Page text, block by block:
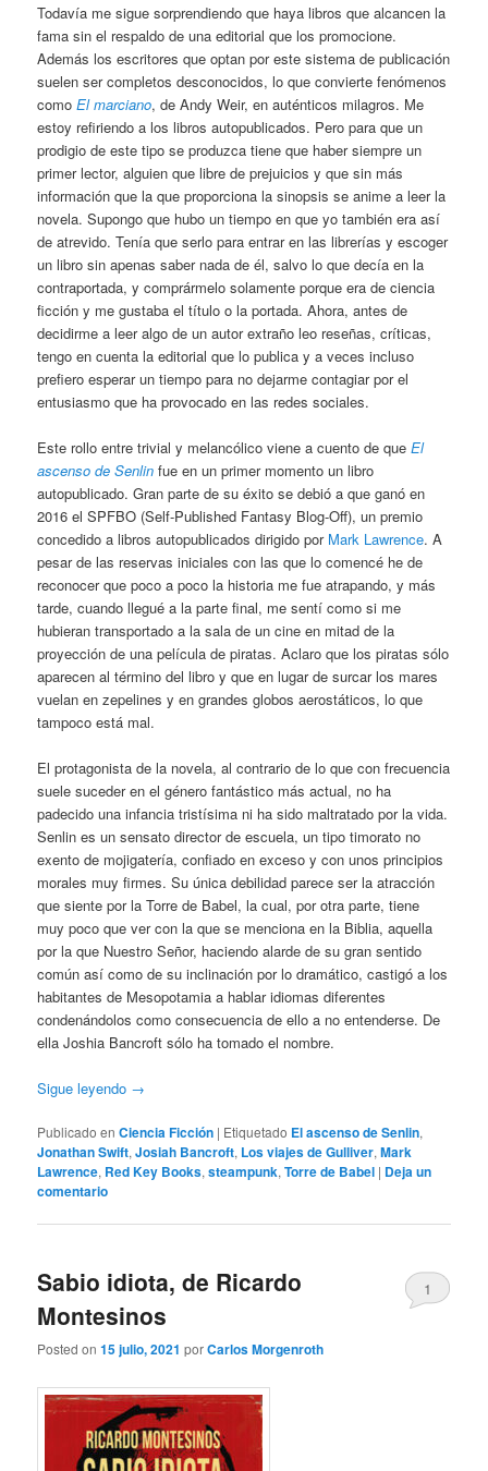
Todavía me sigue sorprendiendo que haya libros que alcancen la
fama sin el respaldo de una editorial que los promocione.
Además los escritores que optan por este sistema de publicación
suelen ser completos desconocidos, lo que convierte fenómenos
comoEl marciano, de Andy Weir, en auténticos milagros. Me
estoy refiriendo a los libros autopublicados. Pero para que un
prodigio de este tipo se produzca tiene que haber siempre un
primer lector, alguien que libre de prejuicios y que sin más
información que la que proporciona la sinopsis se anime a leer la
novela. Supongo que hubo un tiempo en que yo también era así
de atrevido. Tenía que serlo para entrar en las librerías y escoger
un libro sin apenas saber nada de él, salvo lo que decía en la
contraportada, y comprármelo solamente porque era de ciencia
ficción y me gustaba el título o la portada. Ahora, antes de
decidirme a leer algo de un autor extraño leo reseñas, críticas,
tengo en cuenta la editorial que lo publica y a veces incluso
prefiero esperar un tiempo para no dejarme contagiar por el
entusiasmo que ha provocado en las redes sociales.
Este rollo entre trivial y melancólico viene a cuento de queEl
ascenso de Senlin fue en un primer momento un libro
autopublicado. Gran parte de su éxito se debió a que ganó en
2016 el SPFBO (Self-Published Fantasy Blog-Off), un premio
concedido a libros autopublicados dirigido por Mark Lawrence. A
pesar de las reservas iniciales con las que lo comencé he de
reconocer que poco a poco la historia me fue atrapando, y más
tarde, cuando llegué a la parte final, me sentí como si me
hubieran transportado a la sala de un cine en mitad de la
proyección de una película de piratas. Aclaro que los piratas sólo
aparecen al término del libro y que en lugar de surcar los mares
vuelan en zepelines y en grandes globos aerostáticos, lo que
tampoco está mal.
El protagonista de la novela, al contrario de lo que con frecuencia
suele suceder en el género fantástico más actual, no ha
padecido una infancia tristísima ni ha sido maltratado por la vida.
Senlin es un sensato director de escuela, un tipo timorato no
exento de mojigatería, confiado en exceso y con unos principios
morales muy firmes. Su única debilidad parece ser la atracción
que siente por la Torre de Babel, la cual, por otra parte, tiene
muy poco que ver con la que se menciona en la Biblia, aquella
por la que Nuestro Señor, haciendo alarde de su gran sentido
común así como de su inclinación por lo dramático, castigó a los
habitantes de Mesopotamia a hablar idiomas diferentes
condenándolos como consecuencia de ello a no entenderse. De
ella Joshia Bancroft sólo ha tomado el nombre.
Sigue leyendo →
Publicado en Ciencia Ficción | Etiquetado El ascenso de Senlin,
Jonathan Swift,Josiah Bancroft, Los viajes de Gulliver,Mark
Lawrence, Red Key Books,steampunk,Torre de Babel | Deja un
comentario
Sabio idiota, de Ricardo
Montesinos
Posted on15 julio, 2021 porCarlos Morgenroth
1